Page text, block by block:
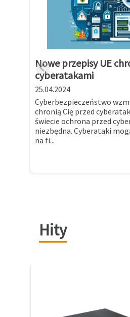
Nowe przepisy UE
cyberatakami
25.04.2024
Cyberbezpieczeństwo
chronią Cię przed
świecie ochrona przed
niezbędna. Cyberataki
na fi...
Hity